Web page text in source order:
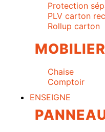
Protection
PLV carton
Rollup carton
MOBILIER
Chaise
Comptoir
ENSEIGNE